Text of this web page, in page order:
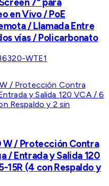
en Vivo / PoE
/ Llamada Entre
vías / Policarbonato
WTE1
W / Protección Contra
/ Entrada y Salida 120
15R (4 con Respaldo y